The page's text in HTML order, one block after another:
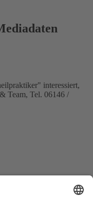
interessiert,
Team, Tel. 06146 /